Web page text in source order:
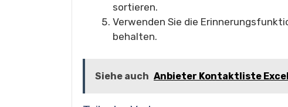
sortieren.
Verwenden Sie die
behalten.
Siehe auch Anbieter Kontaktliste